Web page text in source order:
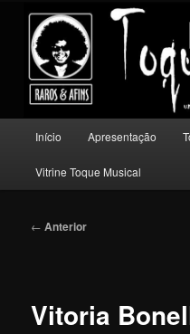
conteúdo
principalToque Musical
Um lugar para quem escuta
principal
Início Apresentação
Vitrine Toque Musical
Navegação
← Anterior
Vitoria